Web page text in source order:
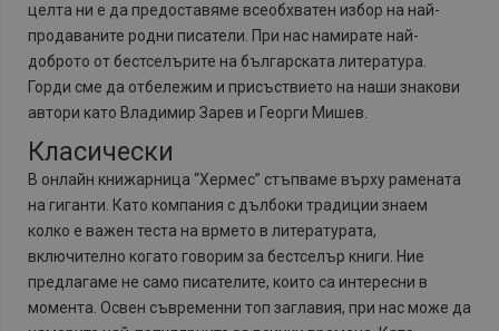
целта ни е да предоставяме всеобхватен избор на най-
продаваните родни писатели. При нас намирате най-
доброто от бестселърите на българската литература.
Горди сме да отбележим и присъствието на наши знакови
автори като Владимир Зарев и Георги Мишев.
Класически
В онлайн книжарница “Хермес” стъпваме върху рамената
на гиганти. Като компания с дълбоки традиции знаем
колко е важен теста на врмето в литературата,
включително когато говорим за бестселър книги. Ние
предлагаме не само писателите, които са интересни в
момента. Освен съвременни топ заглавия, при нас може да